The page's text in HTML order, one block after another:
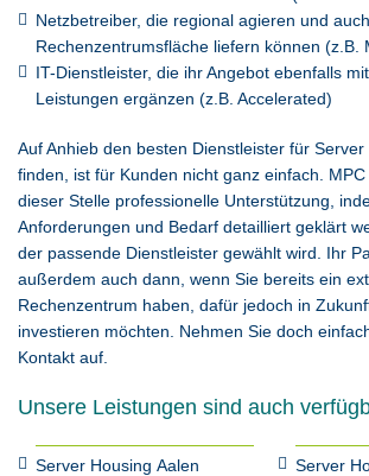
Netzbetreiber, die regional agieren und auch
Rechenzentrumsfläche liefern können (z.B.
IT-Dienstleister, die ihr Angebot ebenfalls
Leistungen ergänzen (z.B. Accelerated)
Auf Anhieb den besten Dienstleister für
finden, ist für Kunden nicht ganz einfach.
dieser Stelle professionelle Unterstützung,
Anforderungen und Bedarf detailliert geklärt
der passende Dienstleister gewählt wird. Ihr
außerdem auch dann, wenn Sie bereits ein
Rechenzentrum haben, dafür jedoch in
investieren möchten. Nehmen Sie doch
Kontakt auf.
Unsere Leistungen sind auch
Server Housing Aalen Server